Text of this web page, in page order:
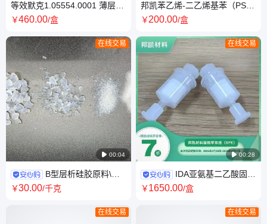
等效默克1.05554.0001 薄层层
析硅胶60铝箔板TLC 含荧光 现
￥460.00/盒
 00:04
在线交易
B型层析硅胶原料\中
孔60A吸附剂干燥剂\不定型\高
￥30.00/千克
在线交易
邦凯苯乙烯-二乙烯基苯（PS-
DVB）固相萃取小柱 SPE净化
￥200.00/盒
 00:28
在线交易
IDA亚氨基二乙酸固相
萃取柱 500mg/1ml 50支/盒 铅
￥1650.00/盒
在线交易